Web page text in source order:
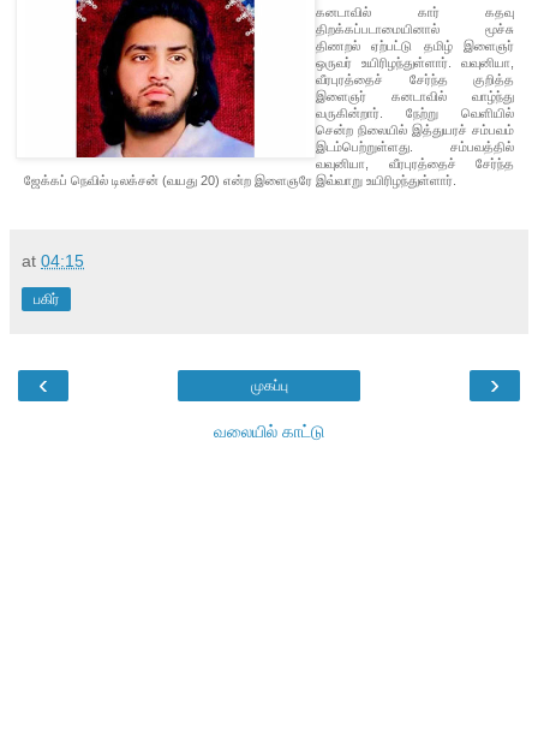
கனடாவில் கார் கதவு
திறக்கப்படாமையினால் மூச்சு
திணறல் ஏற்பட்டு தமிழ் இளைஞர்
ஒருவர் உயிரிழந்துள்ளார். வவுனியா,
வீரபுரத்தைச் சேர்ந்த குறித்த
இளைஞர் கனடாவில் வாழ்ந்து
வருகின்றார். நேற்று வெளியில்
சென்ற நிலையில் இத்துயரச் சம்பவம்
இடம்பெற்றுள்ளது. சம்பவத்தில்
வவுனியா, வீரபுரத்தைச் சேர்ந்த
ஜேக்கப் நெவில் டிலக்சன் (வயது 20) என்ற இளைஞரே இவ்வாறு உயிரிழந்துள்ளார்.
at 04:15
பகிர்
‹ ›
முகப்பு
வலையில் காட்டு